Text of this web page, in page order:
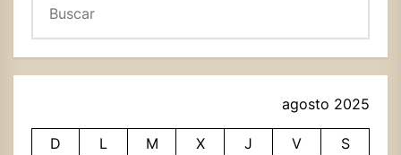
agosto 2025
D L M X J V
S